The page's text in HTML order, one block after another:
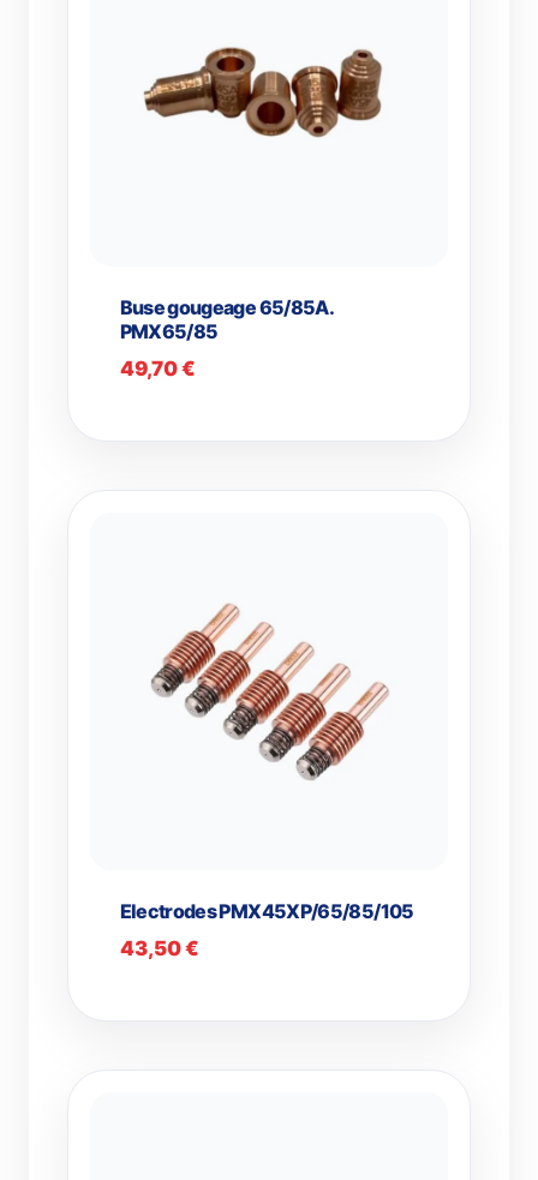
Buse gougeage 65/85A.
PMX65/85
49,70€
Electrodes PMX45XP/65/85/105
43,50€